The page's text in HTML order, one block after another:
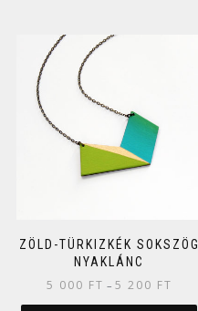
ZÖLD-TÜRKIZKÉK SOKSZÖG
NYAKLÁNC
5 000 FT – 5 200 FT